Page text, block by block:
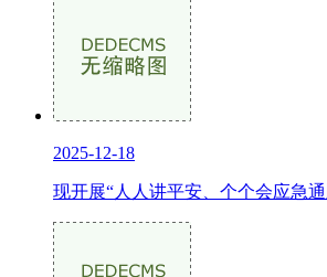
2025-12-18
现开展“人人讲平安、个个会应急